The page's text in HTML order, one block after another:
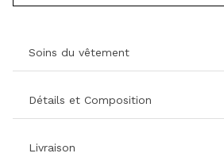
Soins du vêtement
Détails et Composition
Livraison